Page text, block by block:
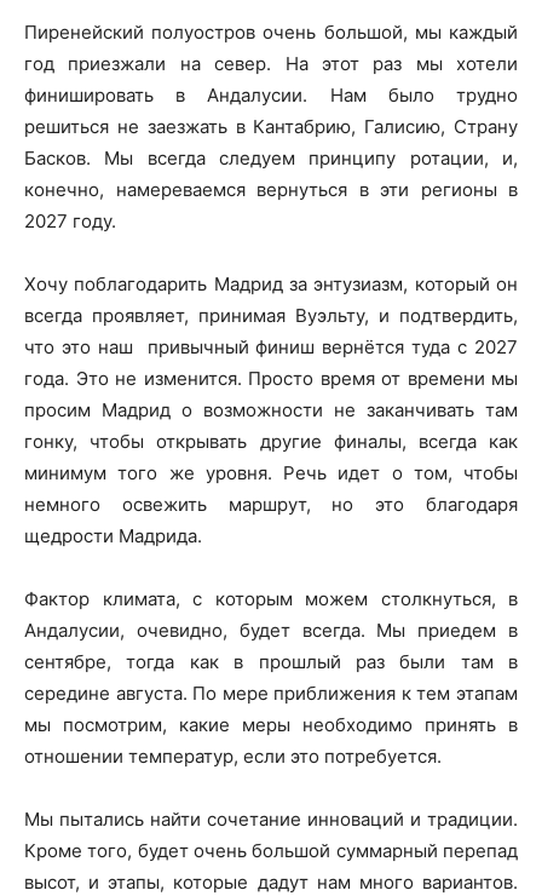
Пиренейский полуостров очень большой, мы каждый
год приезжали на север. На этот раз мы хотели
финишировать в Андалусии. Нам было трудно
решиться не заезжать в Кантабрию, Галисию, Страну
Басков. Мы всегда следуем принципу ротации, и,
конечно, намереваемся вернуться в эти регионы в
2027 году.
Хочу поблагодарить Мадрид за энтузиазм, который он
всегда проявляет, принимая Вуэльту, и подтвердить,
что это наш привычный финиш вернётся туда с 2027
года. Это не изменится. Просто время от времени мы
просим Мадрид о возможности не заканчивать там
гонку, чтобы открывать другие финалы, всегда как
минимум того же уровня. Речь идет о том, чтобы
немного освежить маршрут, но это благодаря
щедрости Мадрида.
Фактор климата, с которым можем столкнуться, в
Андалусии, очевидно, будет всегда. Мы приедем в
сентябре, тогда как в прошлый раз были там в
середине августа. По мере приближения к тем этапам
мы посмотрим, какие меры необходимо принять в
отношении температур, если это потребуется.
Мы пытались найти сочетание инноваций и традиции.
Кроме того, будет очень большой суммарный перепад
высот, и этапы, которые дадут нам много вариантов.